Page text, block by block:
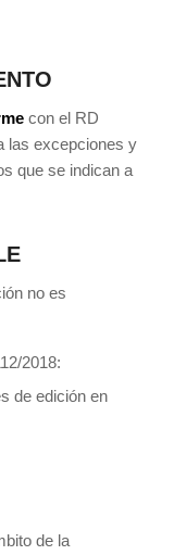
con el RD
las excepciones y
que se indican a
no es
2018:
de edición en
de la